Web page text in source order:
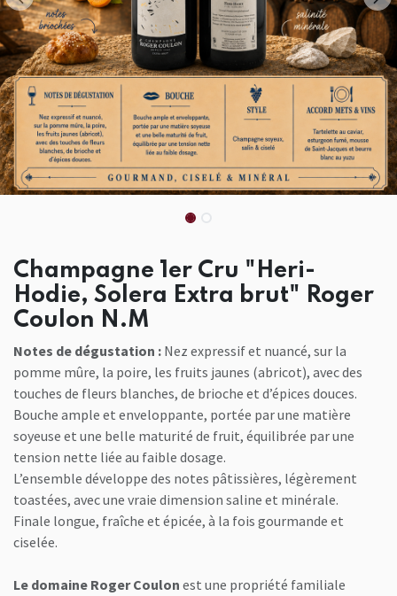
Champagne 1er Cru "Heri-
Hodie, Solera Extra brut" Roger
Coulon N.M
Notes de dégustation : Nez expressif et nuancé, sur la
pomme mûre, la poire, les fruits jaunes (abricot), avec des
touches de fleurs blanches, de brioche et d’épices douces.
Bouche ample et enveloppante, portée par une matière
soyeuse et une belle maturité de fruit, équilibrée par une
tension nette liée au faible dosage.
L’ensemble développe des notes pâtissières, légèrement
toastées, avec une vraie dimension saline et minérale.
Finale longue, fraîche et épicée, à la fois gourmande et
ciselée.
Le domaine Roger Coulon est une propriété familiale